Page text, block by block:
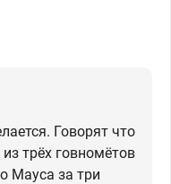
Говорят что
из трёх говномётов
Мауса за три